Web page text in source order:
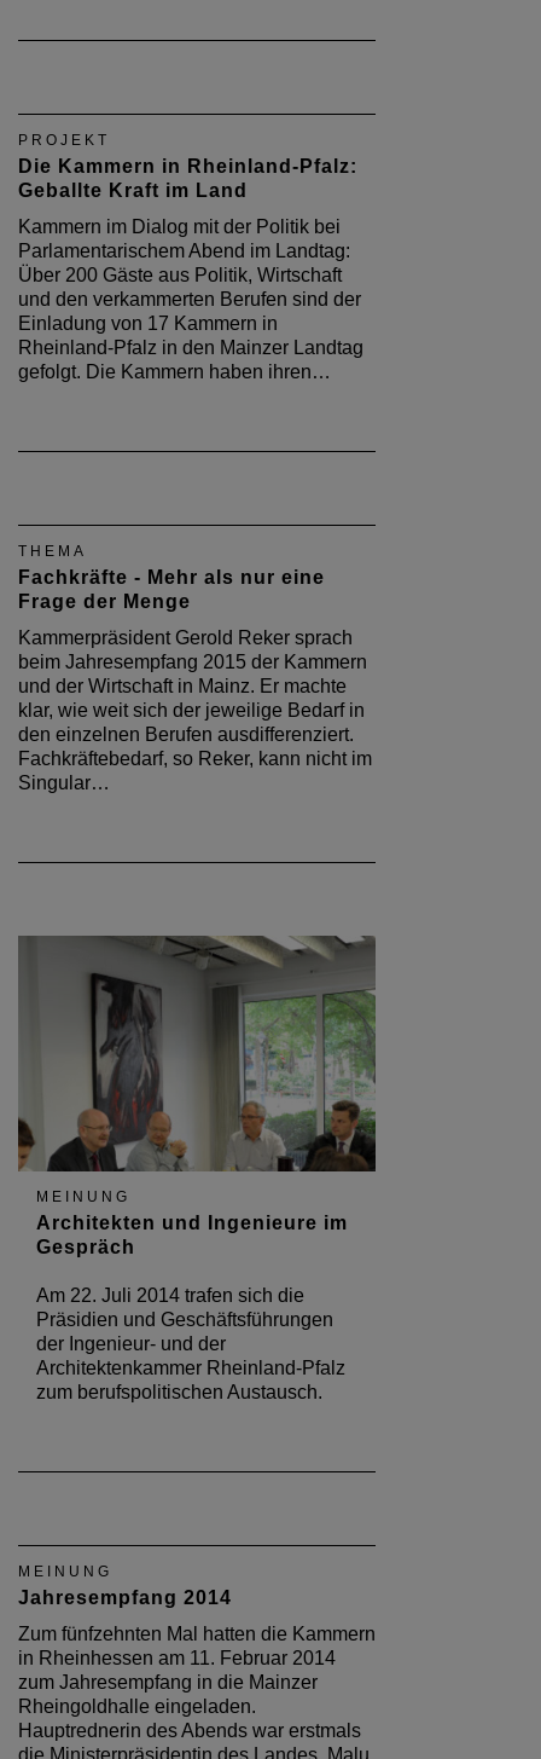
PROJEKT
Die Kammern in Rheinland-Pfalz:
Geballte Kraft im Land
Kammern im Dialog mit der Politik bei
Parlamentarischem Abend im Landtag:
Über 200 Gäste aus Politik, Wirtschaft
und den verkammerten Berufen sind der
Einladung von 17 Kammern in
Rheinland-Pfalz in den Mainzer Landtag
gefolgt. Die Kammern haben ihren…
THEMA
Fachkräfte - Mehr als nur eine
Frage der Menge
Kammerpräsident Gerold Reker sprach
beim Jahresempfang 2015 der Kammern
und der Wirtschaft in Mainz. Er machte
klar, wie weit sich der jeweilige Bedarf in
den einzelnen Berufen ausdifferenziert.
Fachkräftebedarf, so Reker, kann nicht im
Singular…
MEINUNG
Architekten und Ingenieure im
Gespräch
Am 22. Juli 2014 trafen sich die
Präsidien und Geschäftsführungen
der Ingenieur- und der
Architektenkammer Rheinland-Pfalz
zum berufspolitischen Austausch.
MEINUNG
Jahresempfang 2014
Zum fünfzehnten Mal hatten die Kammern
in Rheinhessen am 11. Februar 2014
zum Jahresempfang in die Mainzer
Rheingoldhalle eingeladen.
Hauptrednerin des Abends war erstmals
die Ministerpräsidentin des Landes, Malu